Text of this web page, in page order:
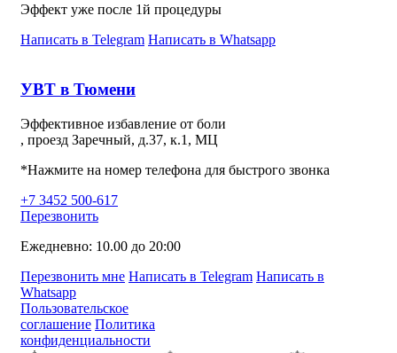
Эффект уже после 1й процедуры
Написать в Telegram Написать в Whatsapp
УВТ в Тюмени
Эффективное избавление от боли
, проезд Заречный, д.37, к.1, МЦ
*Нажмите на номер телефона для быстрого звонка
+7 3452 500-617
Перезвонить
Ежедневно: 10.00 до 20:00
Перезвонить мне Написать в Telegram Написать в
Whatsapp
Пользовательское
соглашение Политика
конфиденциальности